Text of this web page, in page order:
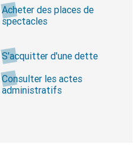
Acheter des places de
spectacles
S'acquitter d'une dette
Consulter les actes
administratifs